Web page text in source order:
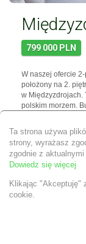
799 000 PLN
W naszej ofercie
położony na 2.
w Międzyzdrojach.
polskim morzem.
stanowi bardzo
jak i…
Powierzchnia:
Liczba pokoi:
Piętro:
Liczba pięter:
Ta strona używa
strony, wyrażasz
zgodnie z
Dowiedz się więcej
Klikając "Akceptuję"
cookie.